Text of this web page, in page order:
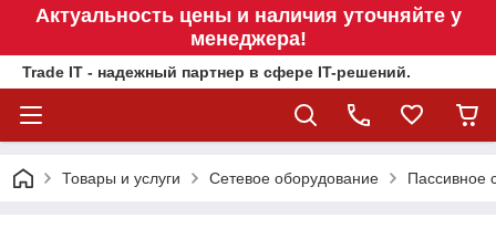
Актуальность цены и наличия уточняйте у
менеджера!
Trade IT - надежный партнер в сфере IT-решений.
Товары и услуги Сетевое оборудование Пассивное